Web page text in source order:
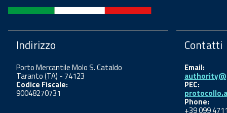
Indirizzo
Porto Mercantile Molo S. Cataldo
Taranto (TA) - 74123
Codice Fiscale:
90048270731
Contatti
Email:
PEC:
Phone:
+39 099